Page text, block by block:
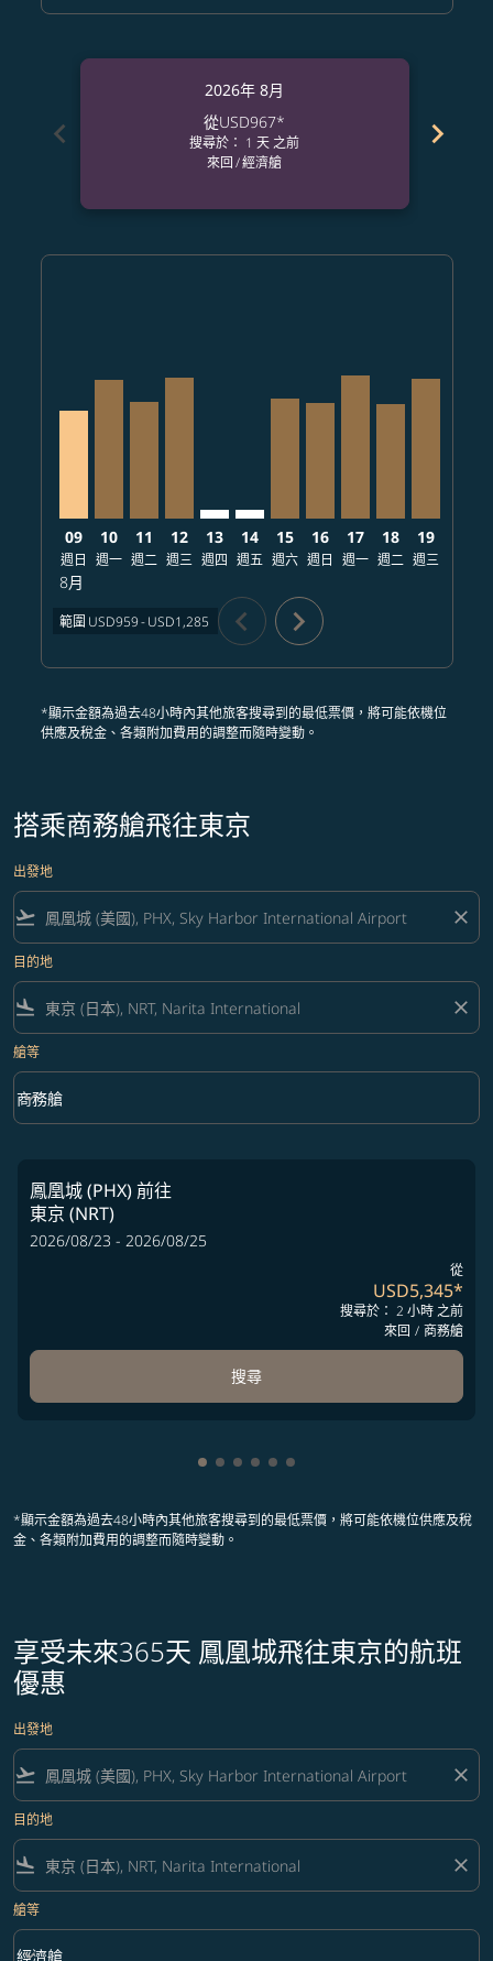
chevron_left
2026年 8月
從USD967*
搜尋於： 1 天 之前
來回/經濟艙
chevron_right
PHX–NRT, 2026/08/09 – 2026/09/01: 從 USD967
09
週日
8月
PHX–NRT, 2026/08/10 – 2026/09/03: 從 USD1,245
10
週一
11
週二
12
週三
13
週四
14
週五
15
週六
16
週日
17
週一
18
週二
19
週三
範圍 USD959- USD1,285 chevron_left chevron_right
*顯示金額為過去48小時內其他旅客搜尋到的最低票價，將可能依機位
供應及稅金、各類附加費用的調整而隨時變動。
搭乘商務艙飛往東京
出發地
flight_takeoff close
目的地
flight_land close
艙等
艙等 option 商務艙 Selected
商務艙
keyboard_arrow_down
鳳凰城 (PHX)前往
東京 (NRT)
2026/08/23 - 2026/08/25
從
USD5,345*
搜尋於： 2 小時 之前
來回 / 商務艙
搜尋
顯示 cmp-pagination-showing-
顯示 cmp-pagination-showing-
顯示 cmp-pagination-
顯示 cmp-pagination-
顯示 cmp-pagination-
顯示 cmp-pagination-
*顯示金額為過去48小時內其他旅客搜尋到的最低票價，將可能依機位供應及稅
金、各類附加費用的調整而隨時變動。
享受未來365天 鳳凰城飛往東京的航班
優惠
出發地
flight_takeoff close
目的地
flight_land close
艙等
經濟艙
keyboard_arrow_down